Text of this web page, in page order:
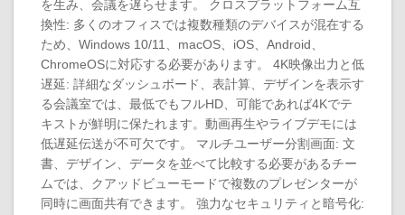
を生み、会議を遅らせます。 クロスプラットフォーム互
換性: 多くのオフィスでは複数種類のデバイスが混在する
ため、Windows 10/11、macOS、iOS、Android、
ChromeOSに対応する必要があります。 4K映像出力と低
遅延: 詳細なダッシュボード、表計算、デザインを表示す
る会議室では、最低でもフルHD、可能であれば4Kでテ
キストが鮮明に保たれます。動画再生やライブデモには
低遅延伝送が不可欠です。 マルチユーザー分割画面: 文
書、デザイン、データを並べて比較する必要があるチー
ムでは、クアッドビューモードで複数のプレゼンターが
同時に画面共有できます。 強力なセキュリティと暗号化: